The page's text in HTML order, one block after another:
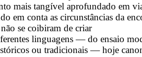
mais tangível aprofundado em
em conta as circunstâncias da
se coibiram de criar
linguagens — do ensaio
ou tradicionais — hoje